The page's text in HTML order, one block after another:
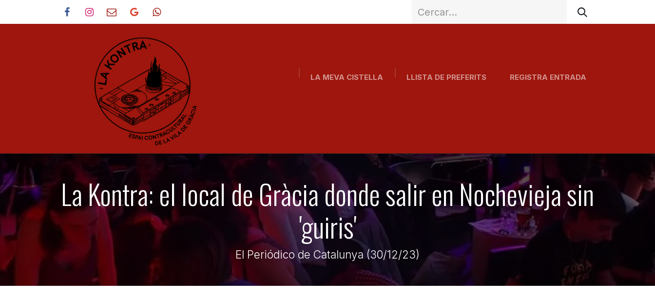
Skip to Content
LA MEVA CISTELLA LLISTA DE PREFERITS REGISTRA ENTRADA
La Kontra: el local de Gràcia donde salir en Nochevieja sin
'guiris'
El Periódico de Catalunya (30/12/23)